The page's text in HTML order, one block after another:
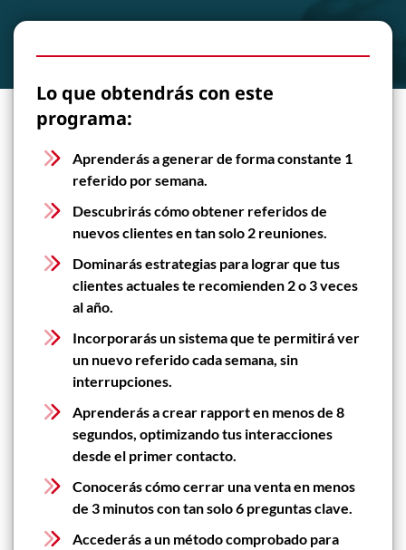
Lo que obtendrás con este
programa:
Aprenderás a generar de forma constante 1
referido por semana.
Descubrirás cómo obtener referidos de
nuevos clientes en tan solo 2 reuniones.
Dominarás estrategias para lograr que tus
clientes actuales te recomienden 2 o 3 veces
al año.
Incorporarás un sistema que te permitirá ver
un nuevo referido cada semana, sin
interrupciones.
Aprenderás a crear rapport en menos de 8
segundos, optimizando tus interacciones
desde el primer contacto.
Conocerás cómo cerrar una venta en menos
de 3 minutos con tan solo 6 preguntas clave.
Accederás a un método comprobado para